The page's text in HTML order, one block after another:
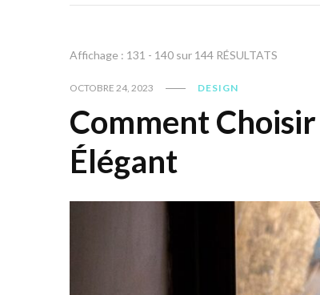
Affichage : 131 - 140 sur 144 RÉSULTATS
OCTOBRE 24, 2023 DESIGN
Comment
Élégant